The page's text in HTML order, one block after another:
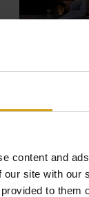
content and
our site with
to